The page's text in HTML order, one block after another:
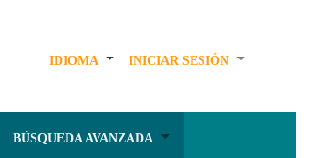
IDIOMA INICIAR SESIÓN
BÚSQUEDA AVANZADA